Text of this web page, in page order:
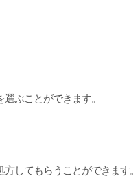
ぶことができます。
してもらうことができます。